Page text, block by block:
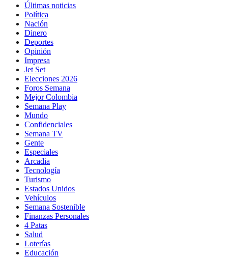
Últimas noticias
Política
Nación
Dinero
Deportes
Opinión
Impresa
Jet Set
Elecciones 2026
Foros Semana
Mejor Colombia
Semana Play
Mundo
Confidenciales
Semana TV
Gente
Especiales
Arcadia
Tecnología
Turismo
Estados Unidos
Vehículos
Semana Sostenible
Finanzas Personales
4 Patas
Salud
Loterías
Educación